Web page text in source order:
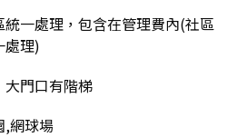
統一處理，包含在管理費內(社區
處理)
大門口有階梯
,網球場